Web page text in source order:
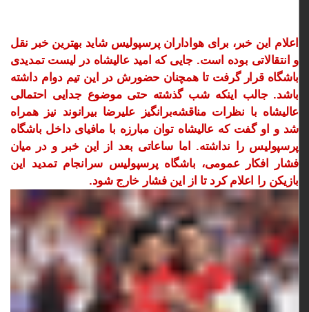
اعلام این خبر، برای هواداران پرسپولیس شاید بهترین خبر نقل
و انتقالاتی بوده است. جایی که امید عالیشاه در لیست تمدیدی
باشگاه قرار گرفت تا همچنان حضورش در این تیم دوام داشته
باشد. جالب اینکه شب گذشته حتی موضوع جدایی احتمالی
عالیشاه با نظرات مناقشه‌برانگیز علیرضا بیرانوند نیز همراه
شد و او گفت که عالیشاه توان مبارزه با مافیای داخل باشگاه
پرسپولیس را نداشته. اما ساعاتی بعد از این خبر و در میان
فشار افکار عمومی، باشگاه پرسپولیس سرانجام تمدید این
بازیکن را اعلام کرد تا از این فشار خارج شود.